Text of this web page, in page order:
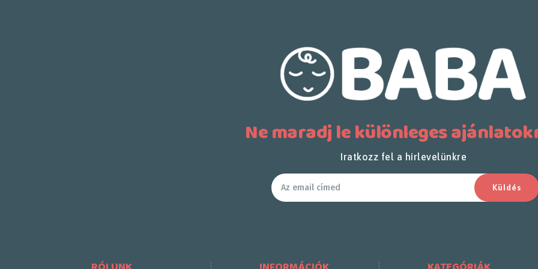
Ne maradj le különleges
Iratkozz fel a hírlevelünkre
Küldés